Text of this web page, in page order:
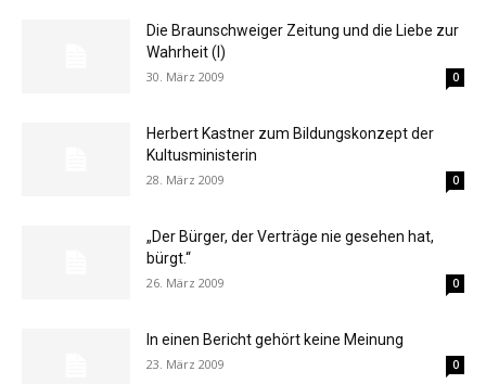
Die Braunschweiger Zeitung und die Liebe zur
Wahrheit (I)
30. März 2009 0
Herbert Kastner zum Bildungskonzept der
Kultusministerin
28. März 2009 0
„Der Bürger, der Verträge nie gesehen hat,
bürgt.“
26. März 2009 0
In einen Bericht gehört keine Meinung
23. März 2009 0